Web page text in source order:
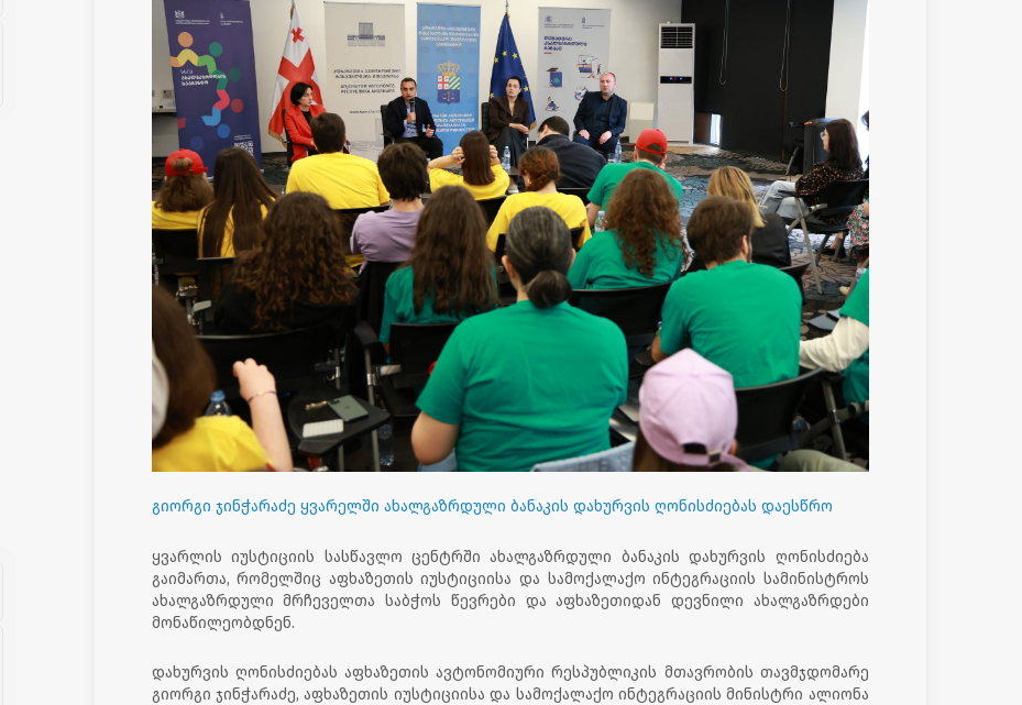
გიორგი ჯინჭარაძე ყვარელში ახალგაზრდული ბანაკის დახურვის ღონისძიებას დაესწრო
ყვარლის იუსტიციის სასწავლო ცენტრში ახალგაზრდული ბანაკის დახურვის ღონისძიება
გაიმართა, რომელშიც აფხაზეთის იუსტიციისა და სამოქალაქო ინტეგრაციის სამინისტროს
ახალგაზრდული მრჩეველთა საბჭოს წევრები და აფხაზეთიდან დევნილი ახალგაზრდები
მონაწილეობდნენ.
დახურვის ღონისძიებას აფხაზეთის ავტონომიური რესპუბლიკის მთავრობის თავმჯდომარე
გიორგი ჯინჭარაძე, აფხაზეთის იუსტიციისა და სამოქალაქო ინტეგრაციის მინისტრი ალიონა